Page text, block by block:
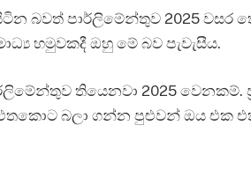
බවත් පාර්ලිමේන්තුව 2025 වසර
හමුවකදී ඔහු මේ බව පැවැසීය.
තියෙනවා 2025 වෙනකම්.
බලා ගන්න පුළුවන් ඔය එක